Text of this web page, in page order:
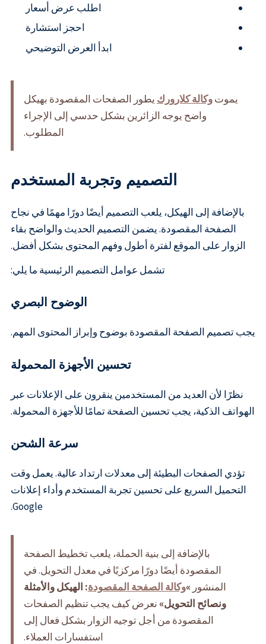
اطلب عرض أسعار
احجز استشارة
ابدأ العرض التوضيحي
يموتوكالة كلارورك يطور الصفحات المقصودة بهيكل
واضح يوجه الزائرين بشكل حدسي إلى الإجراء
المطلوب.
التصميم وتجربة المستخدم
بالإضافة إلى الهيكل، يلعب التصميم أيضًا دورًا مهمًا في نجاح
الصفحة المقصودة. يضمن التصميم الحديث والواضح بقاء
الزوار على الموقع لفترة أطول وفهم المحتوى بشكل أفضل.
تشمل عوامل التصميم الرئيسية ما يلي:
الوضوح البصري
يجب تصميم الصفحة المقصودة بوضوح وإبراز المحتوى المهم.
تحسين الأجهزة المحمولة
نظرًا لأن العديد من المستخدمين ينقرون على الإعلانات عبر
الهواتف الذكية، يجب تحسين الصفحة تمامًا للأجهزة المحمولة.
سرعة الشحن
تؤدي الصفحات البطيئة إلى معدلات ارتداد عالية. يعمل وقت
التحميل السريع على تحسين تجربة المستخدم وأداء إعلانات
Google.
بالإضافة إلى بنية الحملة، يلعب تخطيط الصفحة
المقصودة أيضًا دورًا مركزيًا في معدل التحويل. في
المنشور »وكالة الصفحة المقصودة: الهيكل والأمثلة
ونصائح التحويل» نعرض كيف يجب تنظيم الصفحات
المقصودة من أجل توجيه الزوار بشكل فعال إلى
استفسارات العملاء.